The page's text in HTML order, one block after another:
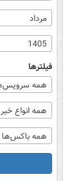
مرداد
1405
فیلترها
همه
همه انواع خبر
همه باکس‌ها